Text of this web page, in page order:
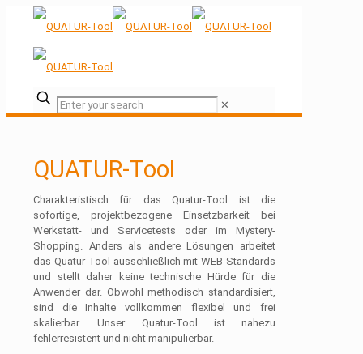
✕
QUATUR-Tool
Charakteristisch für das Quatur-Tool ist die
sofortige, projektbezogene Einsetzbarkeit bei
Werkstatt- und Servicetests oder im Mystery-
Shopping. Anders als andere Lösungen arbeitet
das Quatur-Tool ausschließlich mit WEB-Standards
und stellt daher keine technische Hürde für die
Anwender dar. Obwohl methodisch standardisiert,
sind die Inhalte vollkommen flexibel und frei
skalierbar. Unser Quatur-Tool ist nahezu
fehlerresistent und nicht manipulierbar.